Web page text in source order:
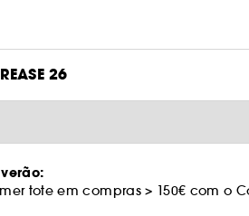
26
tote em compras > 150€ com o